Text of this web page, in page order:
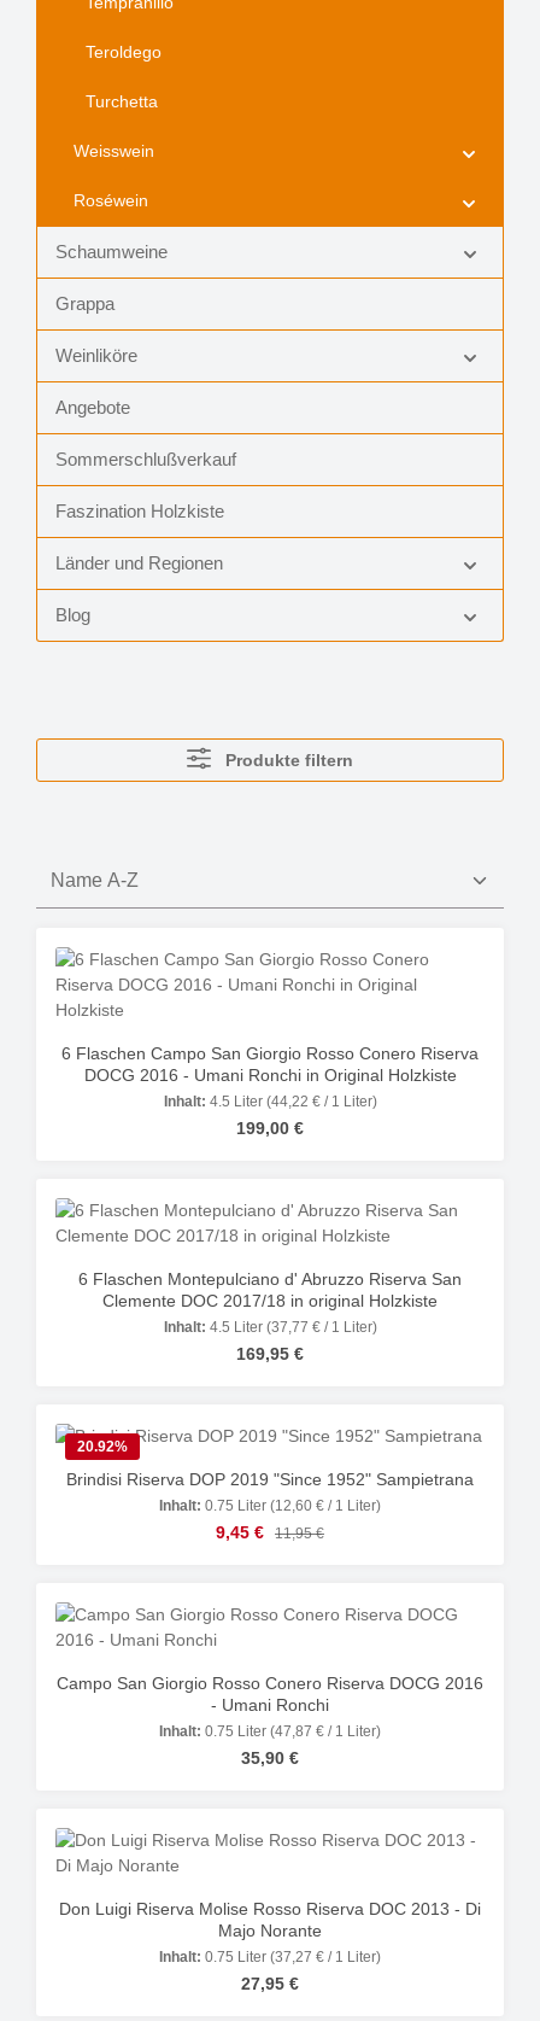
Teroldego
Turchetta
Weisswein
Roséwein
Schaumweine
Grappa
Weinliköre
Angebote
Sommerschlußverkauf
Faszination Holzkiste
Länder und Regionen
Blog
Produkte filtern
6 Flaschen Campo San Giorgio Rosso Conero Riserva
DOCG 2016 - Umani Ronchi in Original Holzkiste
Inhalt: 4.5 Liter (44,22 € / 1 Liter)
Regulärer Preis:
199,00 €
6 Flaschen Montepulciano d' Abruzzo Riserva San
Clemente DOC 2017/18 in original Holzkiste
Inhalt: 4.5 Liter (37,77 € / 1 Liter)
Regulärer Preis:
169,95 €
20.92%
Brindisi Riserva DOP 2019 "Since 1952" Sampietrana
Inhalt: 0.75 Liter (12,60 € / 1 Liter)
Verkaufspreis:
9,45 € Regulärer Preis:
11,95 €
Campo San Giorgio Rosso Conero Riserva DOCG 2016
- Umani Ronchi
Inhalt: 0.75 Liter (47,87 € / 1 Liter)
Regulärer Preis:
35,90 €
Don Luigi Riserva Molise Rosso Riserva DOC 2013 - Di
Majo Norante
Inhalt: 0.75 Liter (37,27 € / 1 Liter)
Regulärer Preis:
27,95 €